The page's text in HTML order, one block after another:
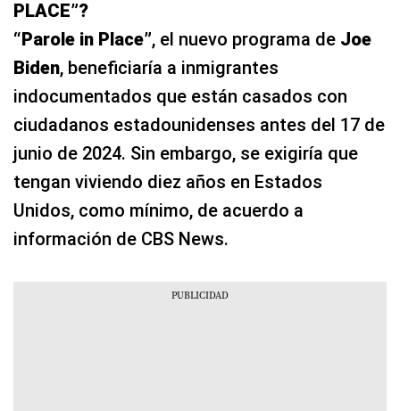
PLACE”?
“Parole in Place”, el nuevo programa de Joe
Biden, beneficiaría a inmigrantes
indocumentados que están casados con
ciudadanos estadounidenses antes del 17 de
junio de 2024. Sin embargo, se exigiría que
tengan viviendo diez años en Estados
Unidos, como mínimo, de acuerdo a
información de CBS News.